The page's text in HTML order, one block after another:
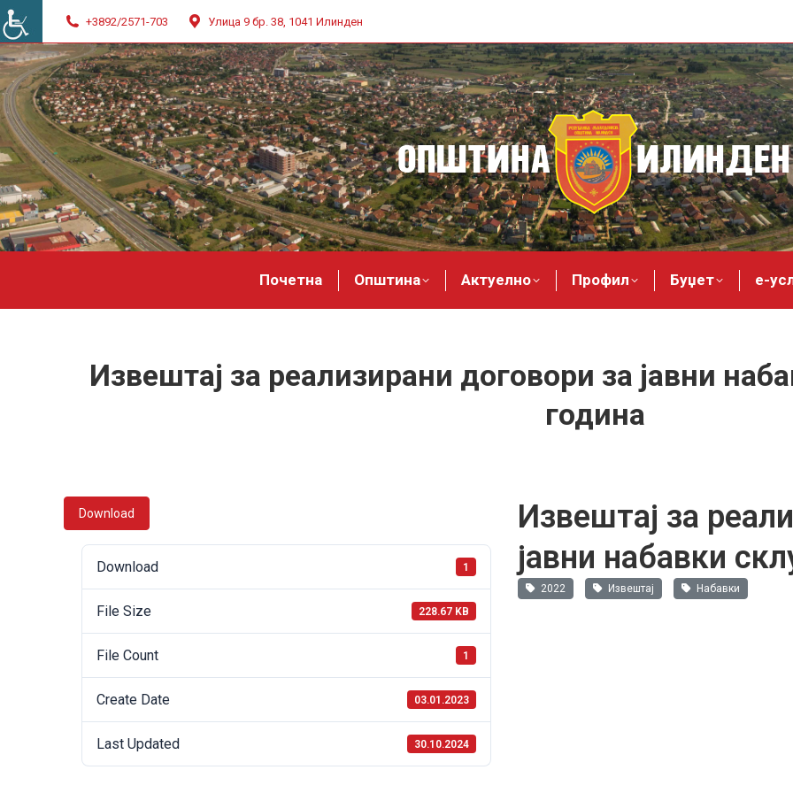
+3892/2571-703 Улица 9 бр. 38, 1041 Илинден
Почетна Општина Актуелно Профил Буџет е-
Извештај за реализирани договори за јавни
година
Download
Download 1
File Size 228.67 KB
File Count 1
Create Date 03.01.2023
Last Updated 30.10.2024
Извештај за
јавни набавки
2022 Извештај Набавки